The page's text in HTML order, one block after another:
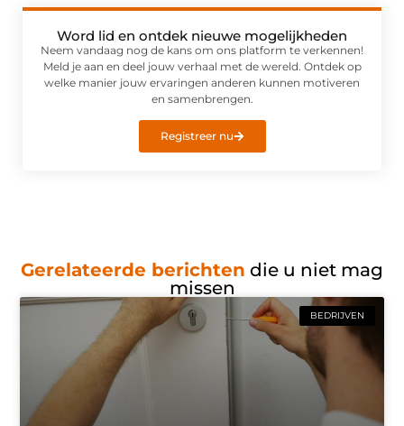
Word lid en ontdek nieuwe mogelijkheden
Neem vandaag nog de kans om ons platform te verkennen!
Meld je aan en deel jouw verhaal met de wereld. Ontdek op
welke manier jouw ervaringen anderen kunnen motiveren
en samenbrengen.
Registreer nu
Gerelateerde berichten die u niet mag
missen
BEDRIJVEN